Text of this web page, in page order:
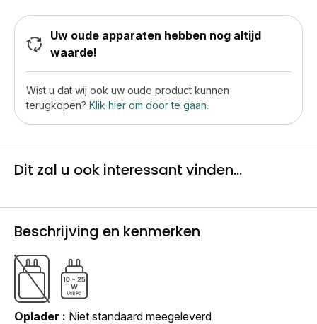
Uw oude apparaten hebben nog altijd
waarde!
Wist u dat wij ook uw oude product kunnen
terugkopen? Klik hier om door te gaan.
Dit zal u ook interessant vinden...
Beschrijving en kenmerken
Oplader
Niet standaard meegeleverd